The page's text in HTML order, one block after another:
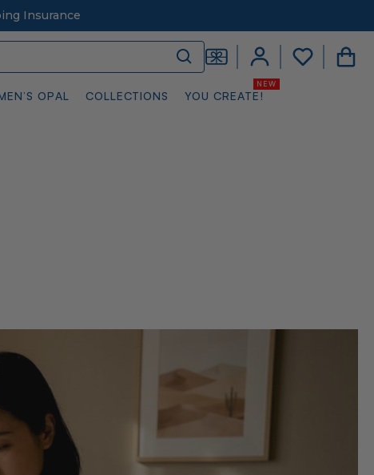
Insurance
OPAL COLLECTIONS YOU CREATE!